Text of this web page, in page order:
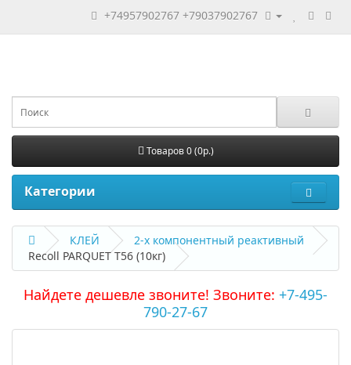
+74957902767 +79037902767
Товаров 0 (0р.)
Категории
КЛЕЙ
2-х компонентный реактивный
Recoll PARQUET T56 (10кг)
Найдете дешевле звоните! Звоните: +7-495-
790-27-67